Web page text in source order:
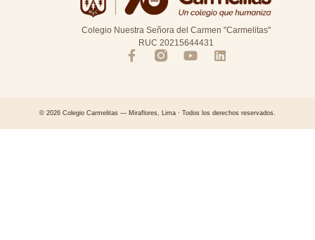
Colegio Nuestra Señora del Carmen "Carmelitas"
RUC 20215644431
© 2026 Colegio Carmelitas — Miraflores, Lima · Todos los derechos reservados.